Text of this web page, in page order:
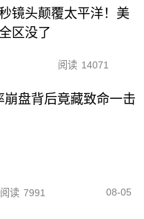
镜头颠覆太平洋！美
区没了
阅读 14071
盘背后竟藏致命一击
阅读 7991 08-05